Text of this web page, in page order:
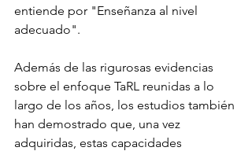
entiende por "Enseñanza al nivel
adecuado".
Además de las rigurosas evidencias
sobre el enfoque TaRL reunidas a lo
largo de los años, los estudios también
han demostrado que, una vez
adquiridas, estas capacidades